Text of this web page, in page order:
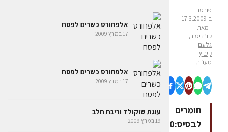
פורסם
ב-17.3.2009
| מאת:
קונדיטור,
גלעם
קיבוץ
מענית
חומרים
לבסיס:200
אלפחורס כשרים לפסח
17 במרץ 2009
אלפחורס כשרים לפסח
17 במרץ 2009
עוגת שוקולד וריבת חלב
19 במרץ 2009